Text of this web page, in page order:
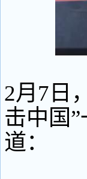
2月7日
击中国
道：